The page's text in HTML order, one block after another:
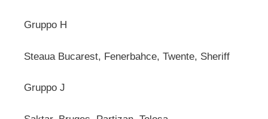
Gruppo H
Steaua Bucarest, Fenerbahce, Twente, Sheriff
Gruppo J